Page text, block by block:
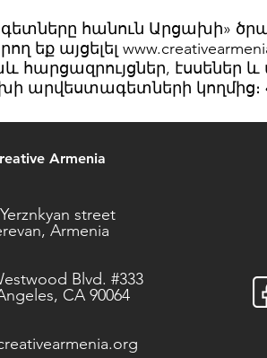
հանուն Արցախի»
եք այցելել
հարցազրույցներ,
արվեստագետների կողմից։
Armenia
street
Armenia
Blvd. #333
CA 90064